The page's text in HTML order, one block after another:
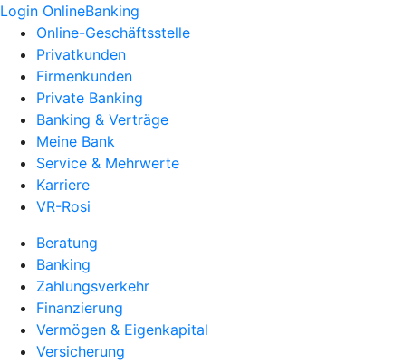
Login OnlineBanking
Online-Geschäftsstelle
Privatkunden
Firmenkunden
Private Banking
Banking & Verträge
Meine Bank
Service & Mehrwerte
Karriere
VR-Rosi
Beratung
Banking
Zahlungsverkehr
Finanzierung
Vermögen & Eigenkapital
Versicherung